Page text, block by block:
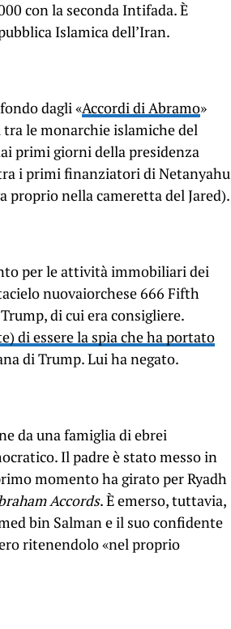
con la seconda Intifada. È
Islamica dell’Iran.
dagli «Accordi di Abramo»
le monarchie islamiche del
primi giorni della presidenza
i primi finanziatori di Netanyahu
proprio nella cameretta del Jared).
per le attività immobiliari dei
nuovaiorchese 666 Fifth
di cui era consigliere.
di essere la spia che ha portato
di Trump. Lui ha negato.
da una famiglia di ebrei
Il padre è stato messo in
momento ha girato per Ryadh
Accords. È emerso, tuttavia,
bin Salman e il suo confidente
ritenendolo «nel proprio